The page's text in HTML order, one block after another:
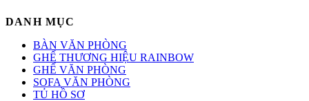
DANH MỤC
BÀN VĂN PHÒNG
GHẾ THƯƠNG HIỆU RAINBOW
GHẾ VĂN PHÒNG
SOFA VĂN PHÒNG
TỦ HỒ SƠ